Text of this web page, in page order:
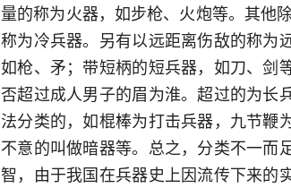
量的称为火器，如步枪、火炮等。其他
称为冷兵器。另有以远距离伤敌的称为
如枪、矛；带短柄的短兵器，如刀、剑
否超过成人男子的眉为淮。超过的为长
法分类的，如棍棒为打击兵器，九节鞭
不意的叫做暗器等。总之，分类不一而
智，由于我国在兵器史上因流传下来的